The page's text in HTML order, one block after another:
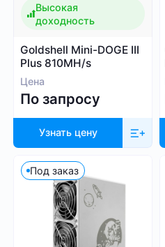
SHA-256
Scrypt
Kadena
Eaglesong
Ethash
X11
kHeavyHash
Equihash
Посмотреть все
Высокая
доходность
Goldshell Mini-DOGE III
Plus 810MH/s
Цена
По запросу
Узнать цену
Под заказ